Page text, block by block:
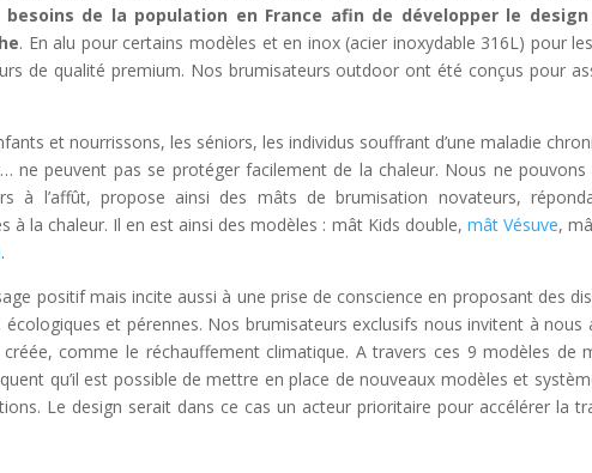
besoins de la population en France afin de développer le
. En alu pour certains modèles et en inox (acier inoxydable 316L) pour
de qualité premium. Nos brumisateurs outdoor ont été conçus pour
et nourrissons, les séniors, les individus souffrant d’une maladie
ne peuvent pas se protéger facilement de la chaleur. Nous ne pouvons
à l’affût, propose ainsi des mâts de brumisation novateurs,
à la chaleur. Il en est ainsi des modèles : mât Kids double, mât Vésuve,
.
positif mais incite aussi à une prise de conscience en proposant des
et pérennes. Nos brumisateurs exclusifs nous invitent à nous
comme le réchauffement climatique. A travers ces 9 modèles de
qu’il est possible de mettre en place de nouveaux modèles et
Le design serait dans ce cas un acteur prioritaire pour accélérer la